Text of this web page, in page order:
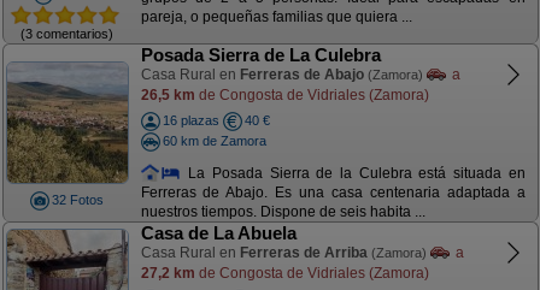
(3 comentarios)
pareja, o pequeñas familias que quiera ...
32 Fotos
Posada Sierra de La Culebra
Casa Rural en Ferreras de Abajo (Zamora)
a
26,5 km de Congosta de Vidriales (Zamora)
16 plazas
40 €
60 km de Zamora
La Posada Sierra de la Culebra está situada en
Ferreras de Abajo. Es una casa centenaria adaptada a
nuestros tiempos. Dispone de seis habita ...
Casa de La Abuela
Casa Rural en Ferreras de Arriba (Zamora)
a
27,2 km de Congosta de Vidriales (Zamora)